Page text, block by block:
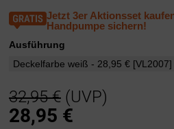
Jetzt 3er Aktionsset
Handpumpe sichern!
Ausführung
32,95 € (UVP)
28,95 €